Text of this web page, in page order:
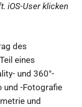
iOS-User klicken
des
eines
und 360°-
und -Fotografie
und